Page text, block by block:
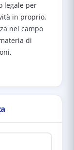
legale per
in proprio,
nel campo
di